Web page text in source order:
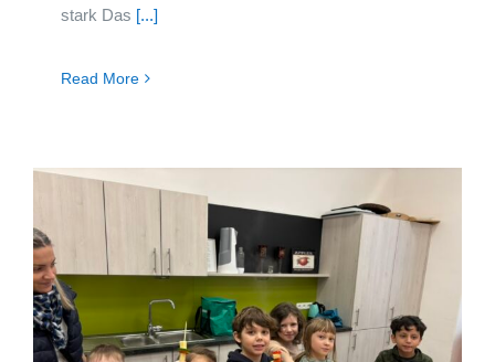
stark Das [...]
Read More